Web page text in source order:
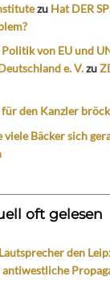
zu Hat DER
von EU und
e. V.zu
den Kanzler
viele Bäcker sich
oft gelesen
den